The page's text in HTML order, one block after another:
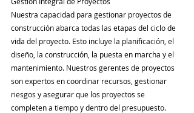
Nuestra capacidad para gestionar proyectos de
construcción abarca todas las etapas del ciclo de
vida del proyecto. Esto incluye la planificación, el
diseño, la construcción, la puesta en marcha y el
mantenimiento. Nuestros gerentes de proyectos
son expertos en coordinar recursos, gestionar
riesgos y asegurar que los proyectos se
completen a tiempo y dentro del presupuesto.